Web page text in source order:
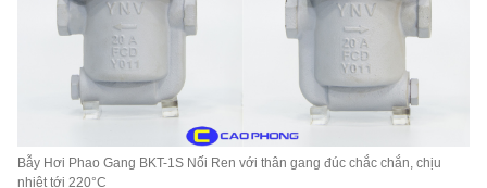
Bẫy Hơi Phao Gang BKT-1S Nối Ren với thân gang đúc chắc chắn, chịu
nhiệt tới 220°C